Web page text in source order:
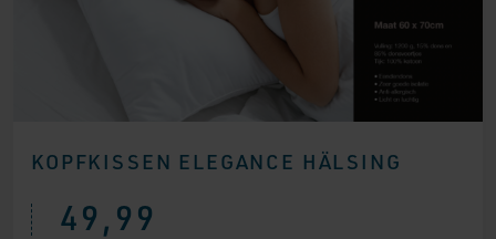
KOPFKISSEN ELEGANCE HÄLSING
49,99